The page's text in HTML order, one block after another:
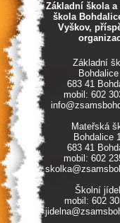
Základní škola a
škola
Vyškov,
Základní
683 41
mobil: 602
Mateřská
Bohdalice
683 41
mobil: 602
Školní
mobil: 602